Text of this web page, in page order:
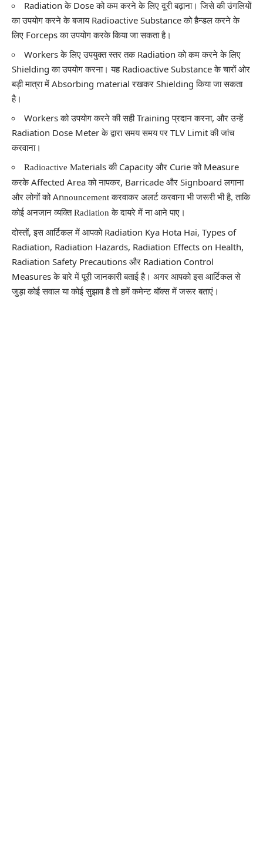
Radiation के Dose को कम करने के लिए दूरी बढ़ाना। जिसे की उंगलियों
का उपयोग करने के बजाय Radioactive Substance को हैन्डल करने के
लिए Forceps का उपयोग करके किया जा सकता है।
Workers के लिए उपयुक्त स्तर तक Radiation को कम करने के लिए
Shielding का उपयोग करना। यह Radioactive Substance के चारों ओर
बड़ी मात्रा में Absorbing material रखकर Shielding किया जा सकता
है।
Workers को उपयोग करने की सही Training प्रदान करना, और उन्हें
Radiation Dose Meter के द्वारा समय समय पर TLV Limit की जांच
करवाना।
Radioactive Materials की Capacity और Curie को Measure
करके Affected Area को नापकर, Barricade और Signboard लगाना
और लोगों को Announcement करवाकर अलर्ट करवाना भी जरूरी भी है, ताकि
कोई अनजान व्यक्ति Radiation के दायरे में ना आने पाए।
दोस्तों, इस आर्टिकल में आपको Radiation Kya Hota Hai, Types of
Radiation, Radiation Hazards, Radiation Effects on Health,
Radiation Safety Precautions और Radiation Control
Measures के बारे में पूरी जानकारी बताई है। अगर आपको इस आर्टिकल से
जुड़ा कोई सवाल या कोई सुझाव है तो हमें कमेन्ट बॉक्स में जरूर बताएं।